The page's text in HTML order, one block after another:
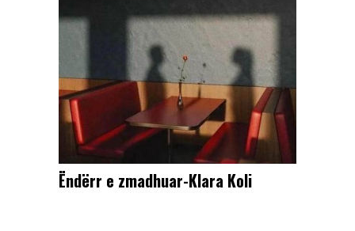
Ëndërr e zmadhuar-Klara Koli